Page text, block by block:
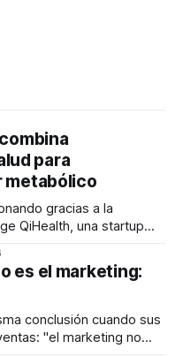
para
metabólico
gracias a la
QiHealth, una startup
artificial y monitoreo
a tomar mejores
Su propuesta busca
es el marketing:
conclusión cuando sus
"el marketing no